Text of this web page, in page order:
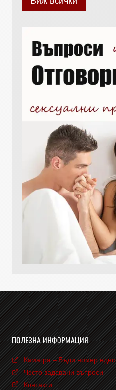
ПОЛЕЗНА ИНФОРМАЦИЯ
Камагра – Бъди номер едно
Често задавани въпроси
Контакти